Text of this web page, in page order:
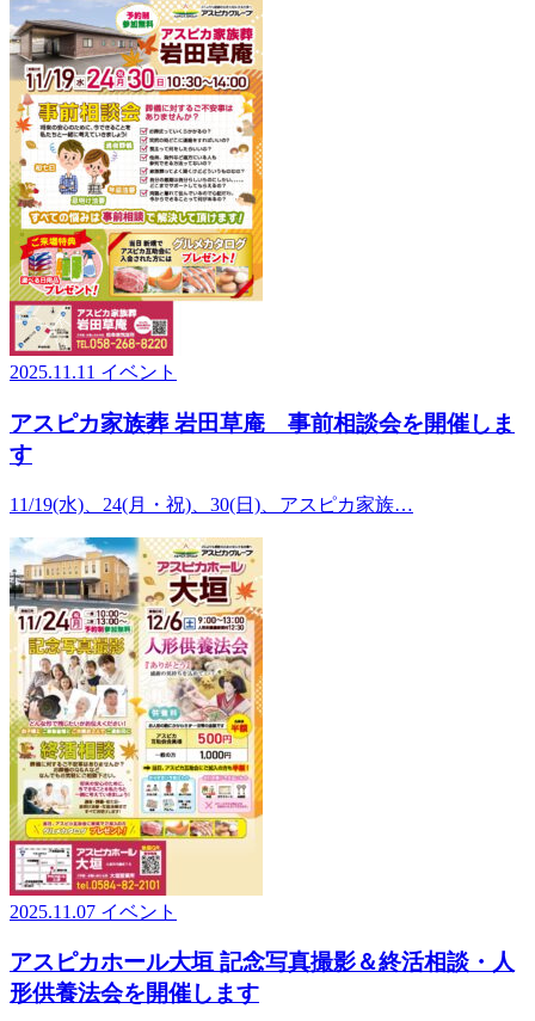
2025.11.11 イベント
アスピカ家族葬 岩田草庵 事前相談会を開催しま
す
11/19(水)、24(月・祝)、30(日)、アスピカ家族…
2025.11.07 イベント
アスピカホール大垣 記念写真撮影＆終活相談・人
形供養法会を開催します